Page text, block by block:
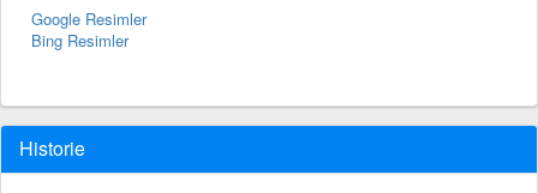
Google Resimler
Bing Resimler
Historie